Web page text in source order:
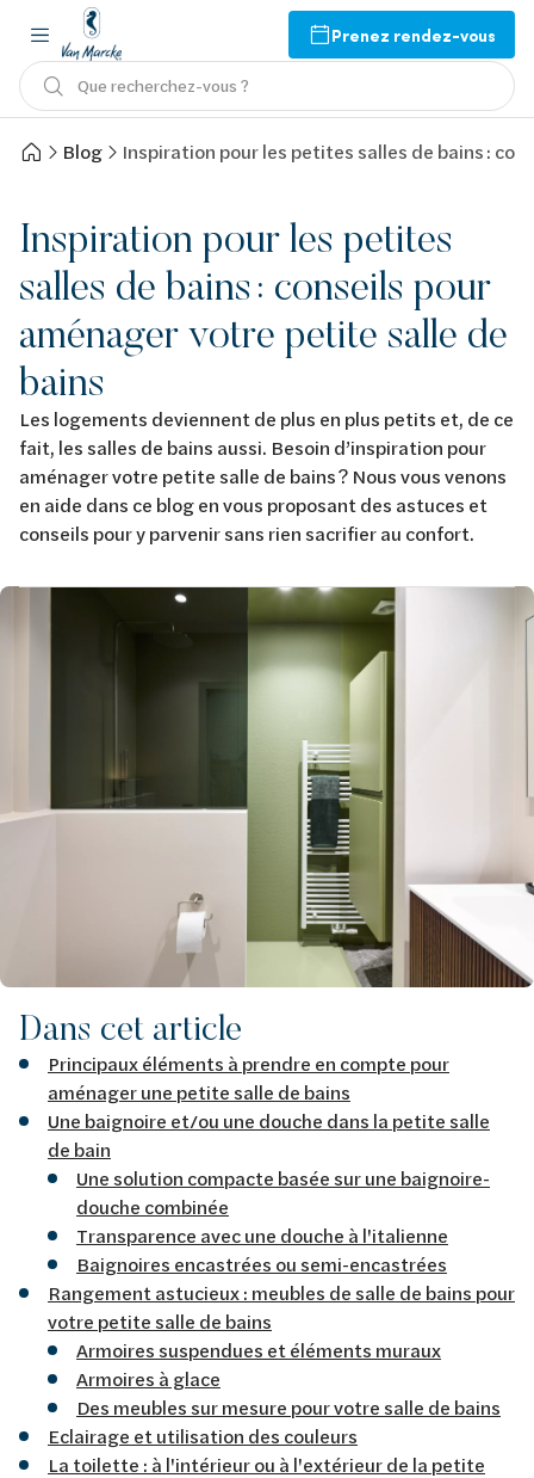
Prenez rendez-vous
Que recherchez-vous ?
Blog Inspiration pour les petites salles de bains :
Inspiration pour les petites
salles de bains : conseils pour
aménager votre petite salle de
bains
Les logements deviennent de plus en plus petits et, de ce
fait, les salles de bains aussi. Besoin d’inspiration pour
aménager votre petite salle de bains ? Nous vous venons
en aide dans ce blog en vous proposant des astuces et
conseils pour y parvenir sans rien sacrifier au confort.
Image
Dans cet article
Principaux éléments à prendre en compte pour
aménager une petite salle de bains
Une baignoire et/ou une douche dans la petite salle
de bain
Une solution compacte basée sur une baignoire-
douche combinée
Transparence avec une douche à l'italienne
Baignoires encastrées ou semi-encastrées
Rangement astucieux : meubles de salle de bains pour
votre petite salle de bains
Armoires suspendues et éléments muraux
Armoires à glace
Des meubles sur mesure pour votre salle de bains
Eclairage et utilisation des couleurs
La toilette : à l'intérieur ou à l'extérieur de la petite